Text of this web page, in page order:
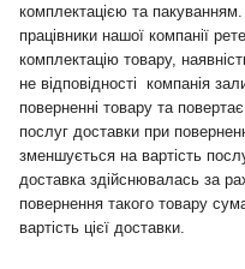
комплектацією та
працівники нашої компанії
комплектацію товару,
не відповідності компанія
поверненні товару та
послуг доставки при
зменшується на вартість
доставка здійснювалась за
повернення такого товару
вартість цієї доставки.